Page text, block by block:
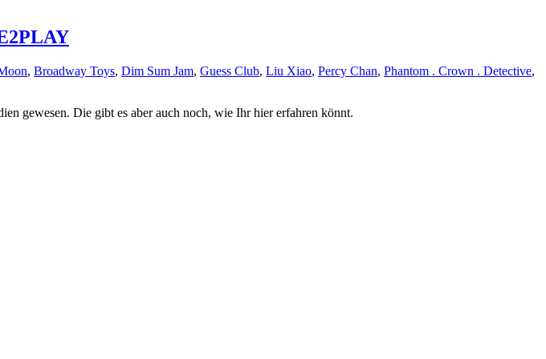
, Broadway Toys, Dim Sum Jam, Guess Club, Liu Xiao, Percy Chan, Phantom . Crown . Detective,
gewesen. Die gibt es aber auch noch, wie Ihr hier erfahren könnt.